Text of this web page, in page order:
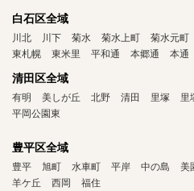
白石区全域
川北 川下 菊水 菊水上町 菊水元町
東札幌
東米里 平和通 本郷通 本通
清田区全域
有明 美しが丘 北野 清田 里塚 里
平岡公園東
豊平区全域
豊平 旭町 水車町 平岸 中の島 美
羊ケ丘
西岡 福住